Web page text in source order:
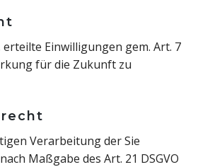
erteilte Einwilligungen gem. Art. 7
für die Zukunft zu
Verarbeitung der Sie
Maßgabe des Art. 21 DSGVO